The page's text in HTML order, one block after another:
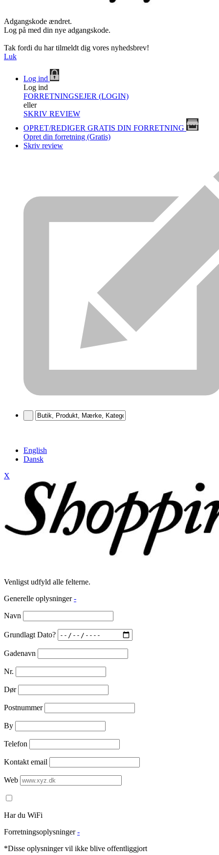
Adgangskode ændret.
Log på med din nye adgangskode.
Tak fordi du har tilmeldt dig vores nyhedsbrev!
Luk
Log ind
Log ind
FORRETNINGSEJER (LOGIN)
eller
SKRIV REVIEW
OPRET/REDIGER GRATIS DIN FORRETNING
Opret din forretning (Gratis)
Skriv review
English
Dansk
X
Venligst udfyld alle felterne.
Generelle oplysninger -
Navn
Grundlagt Dato?
Gadenavn
Nr.
Dør
Postnummer
By
Telefon
Kontakt email
Web
Har du WiFi
Forretningsoplysninger -
*Disse oplysninger vil ikke blive offentliggjort